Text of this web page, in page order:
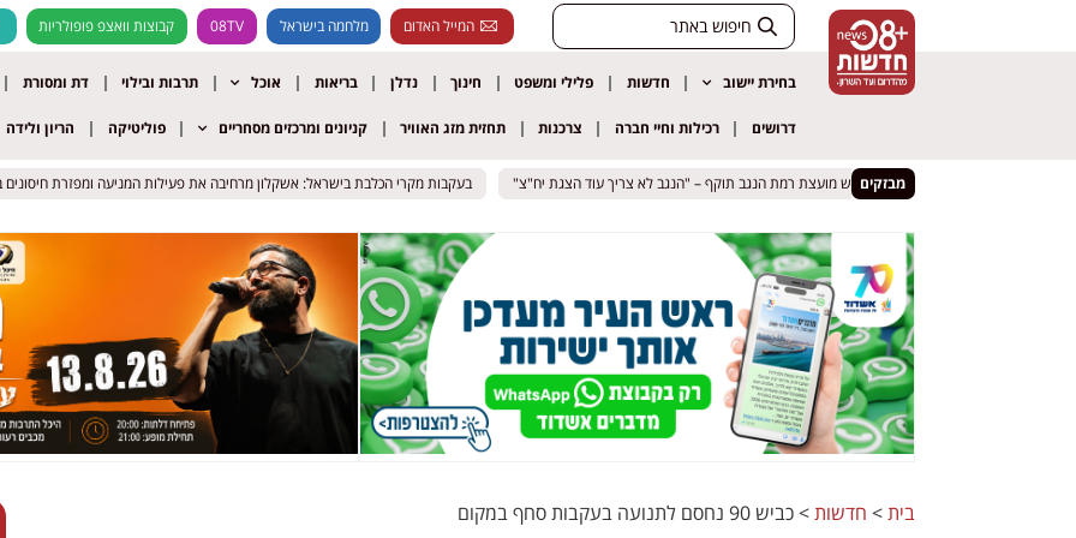
המייל האדום מלחמה בישראל 08TV קבוצות וואצפ פופולריות
בחירת יישוב חדשות פלילי ומשפט חינוך נדלן בריאות אוכל תרבות ובילוי דת ומסורת
דרושים רכילות וחיי חברה צרכנות תחזית מזג האוויר קניונים ומרכזים מסחריים פוליטיקה הריון ולידה
מבזקים בעקבות מקרי הכלבת בישראל: אשקלון מרחיבה את פעילות המניעה ומפזרת חיסונים
בעקבות מקרי הכלבת בישראל: אשקלון מרחיבה את פעילות המניעה ומפזרת חיסונים
בית> חדשות>כביש 90 נחסם לתנועה בעקבות סחף במקום